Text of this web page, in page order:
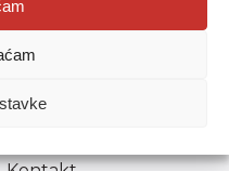
uz navođenje izvora.